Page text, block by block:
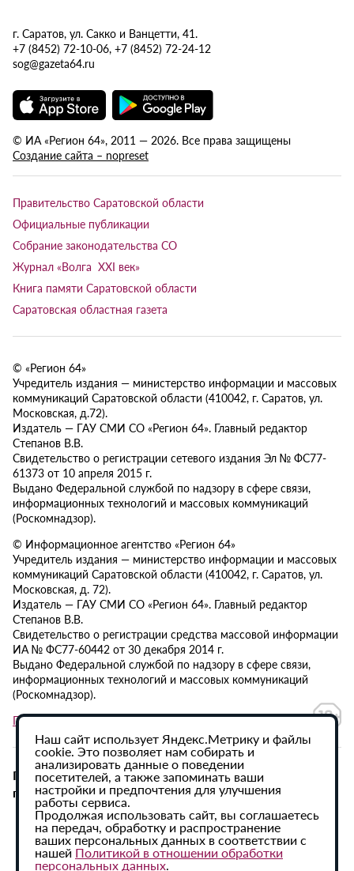
г. Саратов, ул. Сакко и Ванцетти, 41.
+7 (8452) 72-10-06, +7 (8452) 72-24-12
sog@gazeta64.ru
© ИА «Регион 64», 2011 — 2026. Все права защищены
Создание сайта – nopreset
Правительство Саратовской области
Официальные публикации
Собрание законодательства СО
Журнал «Волга XXI век»
Книга памяти Саратовской области
Саратовская областная газета
© «Регион 64»
Учредитель издания — министерство информации и массовых
коммуникаций Саратовской области (410042, г. Саратов, ул.
Московская, д.72).
Издатель — ГАУ СМИ СО «Регион 64». Главный редактор
Степанов В.В.
Свидетельство о регистрации сетевого издания Эл № ФС77-
61373 от 10 апреля 2015 г.
Выдано Федеральной службой по надзору в сфере связи,
информационных технологий и массовых коммуникаций
(Роскомнадзор).
© Информационное агентство «Регион 64»
Учредитель издания — министерство информации и массовых
коммуникаций Саратовской области (410042, г. Саратов, ул.
Московская, д. 72).
Издатель — ГАУ СМИ СО «Регион 64». Главный редактор
Степанов В.В.
Свидетельство о регистрации средства массовой информации
ИА № ФС77-60442 от 30 декабря 2014 г.
Выдано Федеральной службой по надзору в сфере связи,
информационных технологий и массовых коммуникаций
(Роскомнадзор).
Политика в отношении обработки персональных данных
При использовании материалов сайта активная
гиперссылка на ИА «Регион 64» обязательна.
Наш сайт использует Яндекс.Метрику и файлы
cookie. Это позволяет нам собирать и
анализировать данные о поведении
посетителей, а также запоминать ваши
настройки и предпочтения для улучшения
работы сервиса.
Продолжая использовать сайт, вы соглашаетесь
на передач, обработку и распространение
ваших персональных данных в соответствии с
нашей Политикой в отношении обработки
персональных данных.